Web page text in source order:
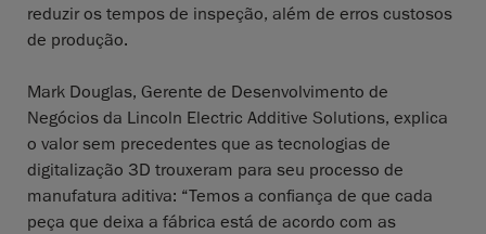
reduzir os tempos de inspeção, além de erros custosos
de produção.
Mark Douglas, Gerente de Desenvolvimento de
Negócios da Lincoln Electric Additive Solutions, explica
o valor sem precedentes que as tecnologias de
digitalização 3D trouxeram para seu processo de
manufatura aditiva: “Temos a confiança de que cada
peça que deixa a fábrica está de acordo com as